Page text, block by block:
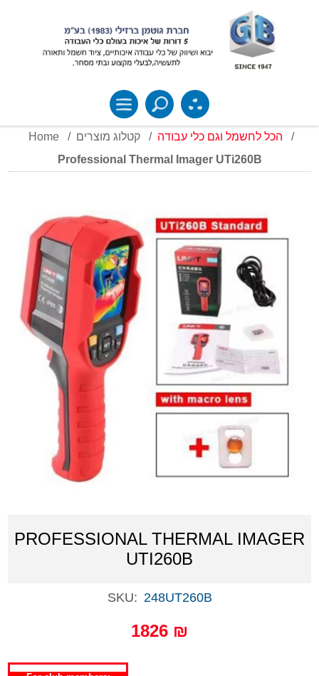
Home / קטלוג מוצרים / הכל לחשמל וגם כלי עבודה
/
Professional Thermal Imager UTi260B
PROFESSIONAL THERMAL IMAGER
UTI260B
SKU: 248UT260B
1826 ₪